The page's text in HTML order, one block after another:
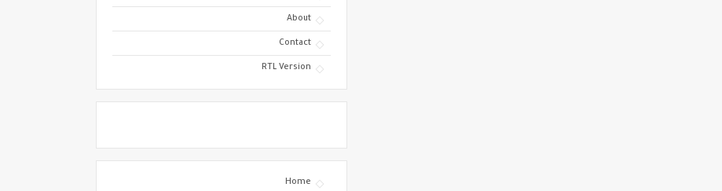
About
Contact
RTL Version
Home